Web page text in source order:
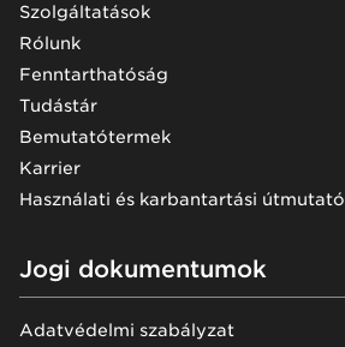
Szolgáltatások
Rólunk
Fenntarthatóság
Tudástár
Bemutatótermek
Karrier
Használati és karbantartási útmutató
Jogi dokumentumok
Adatvédelmi szabályzat